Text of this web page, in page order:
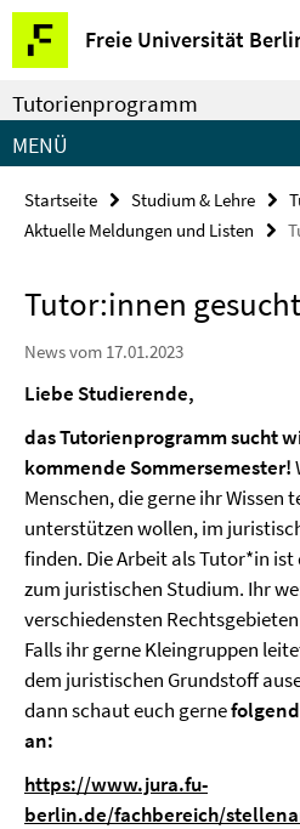
Springe
direkt
zu
Inhalt
Freie Universität
Service-
Navigation
Tutorienprogramm
MENÜ
Startseite Studium & Lehre
Aktuelle Meldungen und Listen
Tutor:innen
News vom 17.01.2023
Liebe Studierende,
das Tutorienprogramm sucht
kommende Sommersemester!
Menschen, die gerne ihr Wissen
unterstützen wollen, im
finden. Die Arbeit als Tutor*in
zum juristischen Studium. Ihr
verschiedensten
Falls ihr gerne Kleingruppen
dem juristischen Grundstoff
dann schaut euch gerne
an:
https://www.jura.fu-
berlin.de/fachbereich/